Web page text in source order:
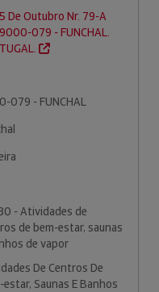
De Outubro Nr. 79-A
079 - FUNCHAL.
079 - FUNCHAL
- Atividades de
de bem-estar, saunas
de vapor
De Centros De
estar, Saunas E Banhos